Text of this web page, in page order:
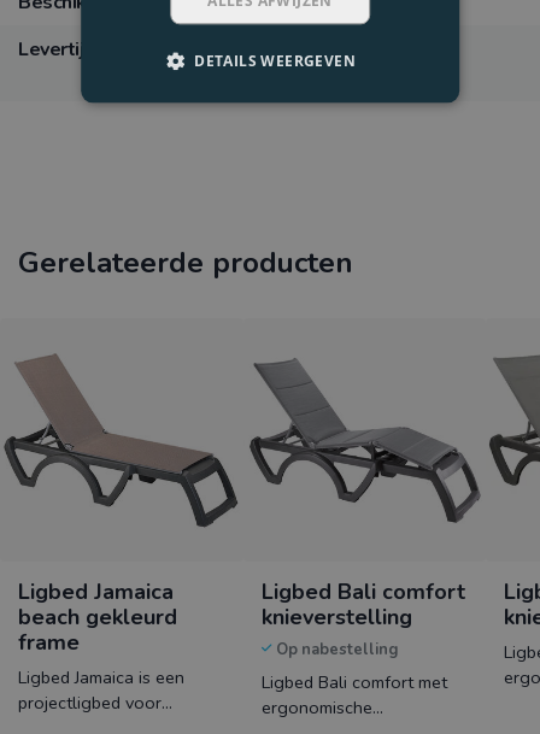
Levertijd
Verwachting levertijd 15
Gerelateerde producten
Ligbed Jamaica
beach gekleurd
frame
Ligbed Jamaica is een
projectligbed voor
Ligbed Bali comfort
knieverstelling
Op nabestelling
Ligbed Bali comfort met
ergonomische
DETAILS WEERGEVEN